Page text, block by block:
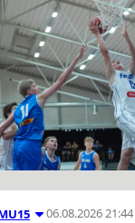
06.08.2026 21:44